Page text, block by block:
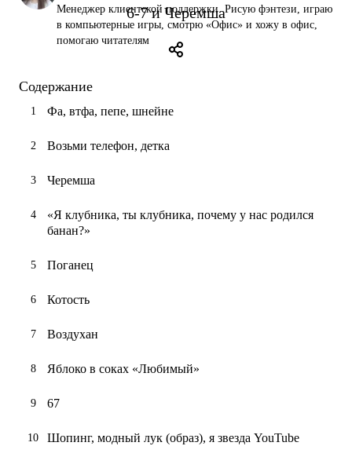
6-7 и Черемша
Менеджер клиентской поддержки. Рисую фэнтези, играю
в компьютерные игры, смотрю «Офис» и хожу в офис,
помогаю читателям
Содержание
Фа, втфа, пепе, шнейне
Возьми телефон, детка
Черемша
«Я клубника, ты клубника, почему у нас родился
банан?»
Поганец
Котость
Воздухан
Яблоко в соках «Любимый»
67
Шопинг, модный лук (образ), я звезда YouTube